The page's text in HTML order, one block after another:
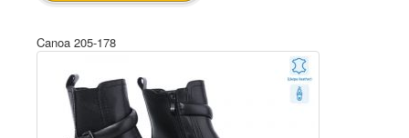
Canoa 205-178